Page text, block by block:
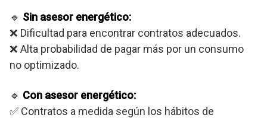
🔹 Sin asesor energético:
❌ Dificultad para encontrar contratos adecuados.
❌ Alta probabilidad de pagar más por un consumo
no optimizado.
🔹 Con asesor energético:
✅ Contratos a medida según los hábitos de